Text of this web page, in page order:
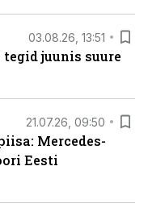
03.08.26, 13:51
tegid juunis suure
21.07.26, 09:50
Mercedes-
Eesti